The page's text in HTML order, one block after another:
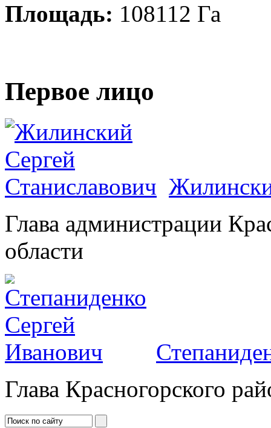
Площадь: 108112 Га
Первое лицо
Глава администрации
области
Глава Красногорского